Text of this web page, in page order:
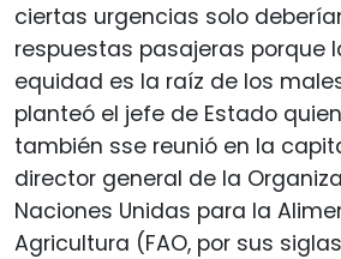
ciertas urgencias solo
respuestas pasajeras porque
equidad es la raíz de los
planteó el jefe de Estado
también sse reunió en la
director general de la
Naciones Unidas para la
Agricultura (FAO, por sus